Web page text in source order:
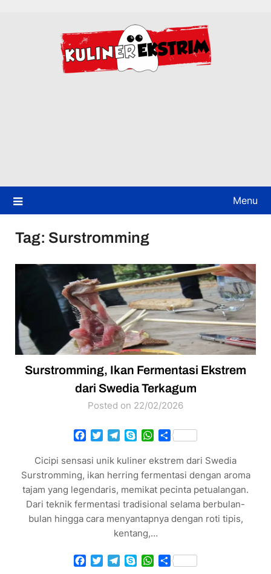
Menu
Tag: Surstromming
Surstromming, Ikan Fermentasi Ekstrem
dari Swedia Terkagum
Posted on 22/02/2026
Facebook
TwitterTelegram
SkypeWhatsApp
Share
Cicipi sensasi unik kuliner ekstrem dari Swedia
Surstromming, ikan herring fermentasi dengan aroma
tajam yang legendaris, memikat pecinta petualangan.
Dari teknik fermentasi tradisional selama berbulan-
bulan hingga cara menyantapnya dengan roti tipis,
kentang,…
Facebook
TwitterTelegram
SkypeWhatsApp
Share